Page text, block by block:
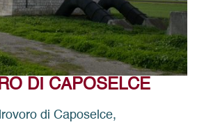
DI CAPOSELCE
di Caposelce,